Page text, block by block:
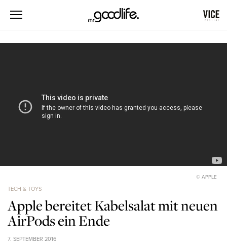
© APPLE
TECH & TOYS
Apple bereitet Kabelsalat mit neuen
AirPods ein Ende
7. SEPTEMBER 2016